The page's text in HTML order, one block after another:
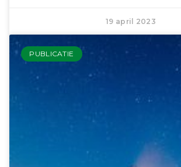
19 april 2023
PUBLICATIE